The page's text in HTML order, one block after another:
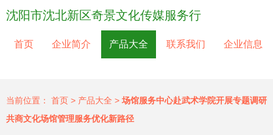
沈阳市沈北新区奇景文化传媒服务行
首页 企业简介 产品大全 联系我们 企业信息
当前位置： 首页 > 产品大全 > 场馆服务中心赴武术学院开展专题调研
共商文化场馆管理服务优化新路径